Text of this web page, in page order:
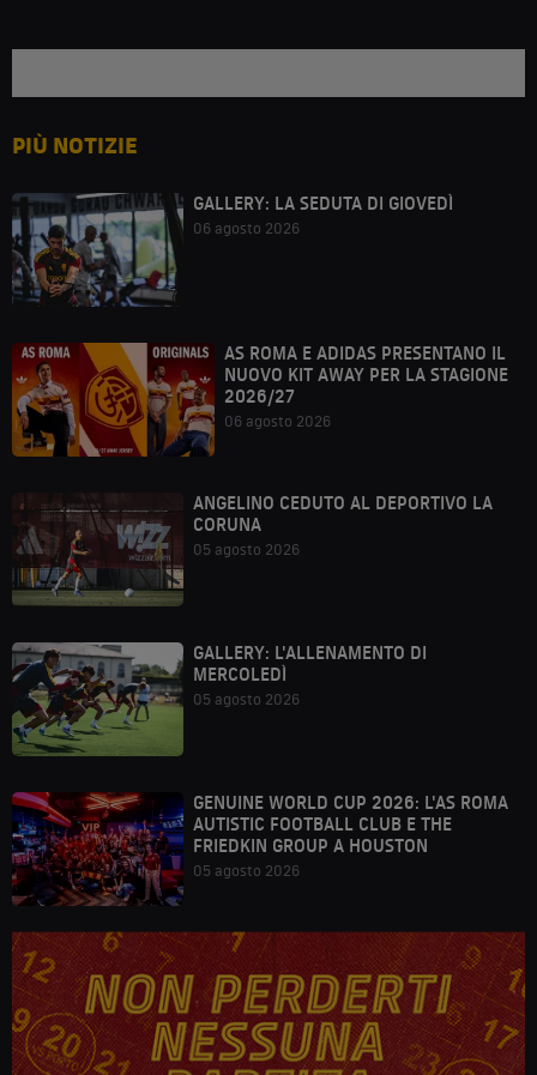
PIÙ NOTIZIE
GALLERY: LA SEDUTA DI GIOVEDÌ
06 agosto 2026
AS ROMA E ADIDAS PRESENTANO IL
NUOVO KIT AWAY PER LA STAGIONE
2026/27
06 agosto 2026
ANGELINO CEDUTO AL DEPORTIVO LA
CORUNA
05 agosto 2026
GALLERY: L'ALLENAMENTO DI
MERCOLEDÌ
05 agosto 2026
GENUINE WORLD CUP 2026: L'AS ROMA
AUTISTIC FOOTBALL CLUB E THE
FRIEDKIN GROUP A HOUSTON
05 agosto 2026